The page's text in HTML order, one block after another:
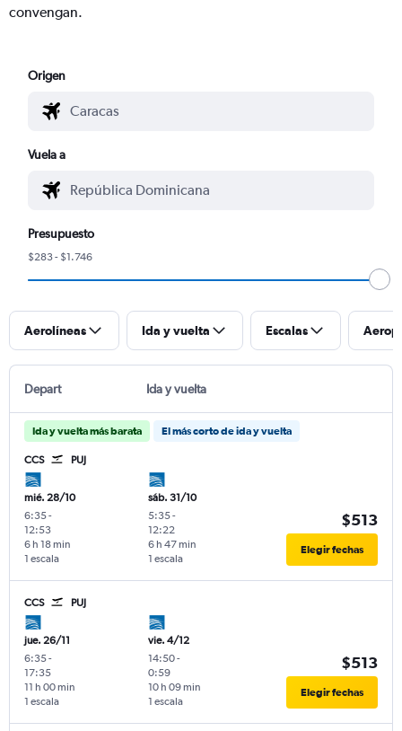
convengan.
Origen
Vuela a
Presupuesto
$283 - $1.746
Aerolíneas Ida y vuelta Escalas
Depart Ida y vuelta
Ida y vuelta más barata El más corto de ida y vuelta
CCS PUJ
mié. 28/10
6:35-
12:53
1 escala
6 h 18 min
sáb. 31/10
5:35-
12:22
1 escala
6 h 47 min
$513
Elegir fechas
CCS PUJ
jue. 26/11
6:35-
17:35
1 escala
11 h 00 min
vie. 4/12
14:50-
0:59
1 escala
10 h 09 min
$513
Elegir fechas